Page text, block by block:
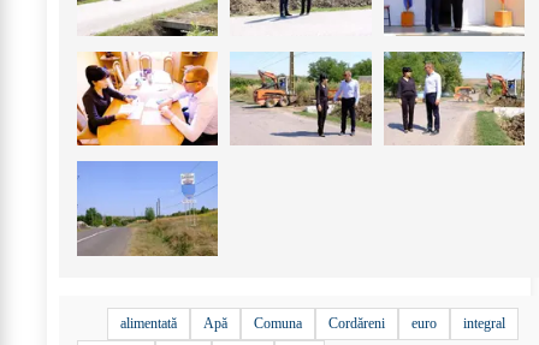
alimentată Apă Comuna Cordăreni euro
integral